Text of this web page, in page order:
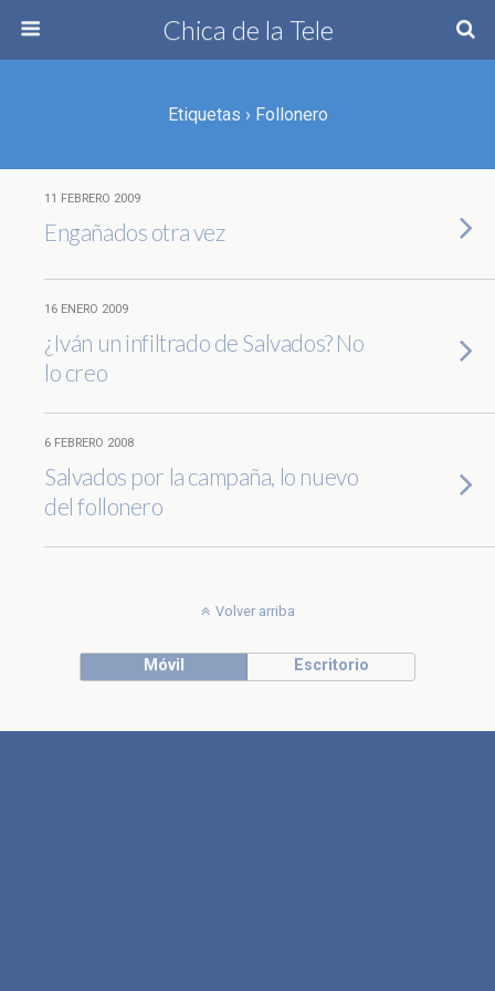
Chica de la Tele
Etiquetas › Follonero
11 FEBRERO 2009
Engañados otra vez
16 ENERO 2009
¿Iván un infiltrado de Salvados? No
lo creo
6 FEBRERO 2008
Salvados por la campaña, lo nuevo
del follonero
Volver arriba
Móvil Escritorio